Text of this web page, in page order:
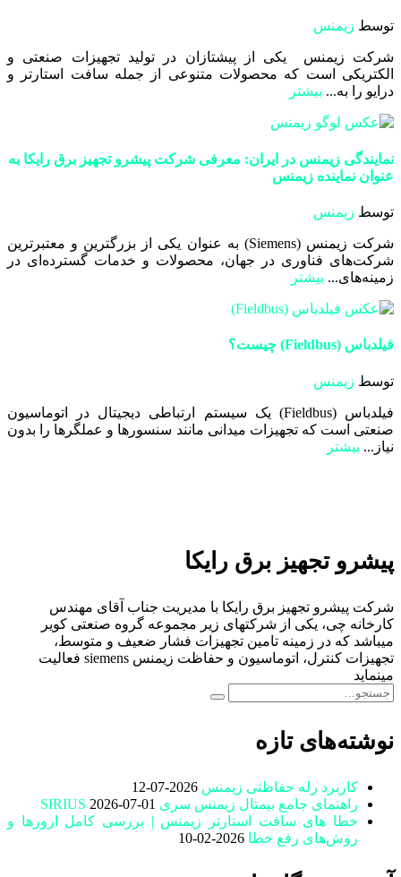
توسط زیمنس
شرکت زیمنس یکی از پیشتازان در تولید تجهیزات صنعتی و
الکتریکی است که محصولات متنوعی از جمله سافت استارتر و
درایو را به... بیشتر
نمایندگی زیمنس در ایران: معرفی شرکت پیشرو تجهیز برق رایکا به
عنوان نماینده زیمنس
توسط زیمنس
شرکت زیمنس (Siemens) به عنوان یکی از بزرگترین و معتبرترین
شرکت‌های فناوری در جهان، محصولات و خدمات گسترده‌ای در
زمینه‌های... بیشتر
فیلدباس (Fieldbus) چیست؟
توسط زیمنس
فیلدباس (Fieldbus) یک سیستم ارتباطی دیجیتال در اتوماسیون
صنعتی است که تجهیزات میدانی مانند سنسورها و عملگرها را بدون
نیاز... بیشتر
پیشرو تجهیز برق رایکا
شرکت پیشرو تجهیز برق رایکا با مدیریت جناب آقای مهندس
کارخانه چی، یکی از شرکتهای زیر مجموعه گروه صنعتی کویر
میباشد که در زمینه تامین تجهیزات فشار ضعیف و متوسط،
تجهیزات کنترل، اتوماسیون و حفاظت زیمنس siemens فعالیت
مینماید
نوشته‌های تازه
کاربرد رله حفاظتی زیمنس 2026-07-12
راهنمای جامع بیمتال زیمنس سری SIRIUS 2026-07-01
خطا های سافت استارتر زیمنس | بررسی کامل ارورها و
روش‌های رفع خطا 2026-02-10